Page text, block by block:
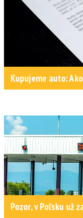
Kupujeme auto:
Pozor, v Poľsku už